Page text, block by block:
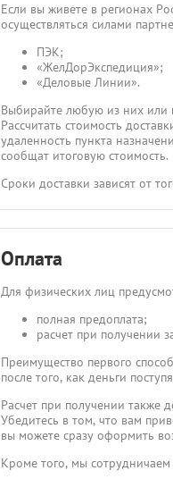
Если вы живете в регионах
осуществляться силами
ПЭК;
«ЖелДорЭкспедиция»;
«Деловые Линии».
Выбирайте любую из них или
Рассчитать стоимость
удаленность пункта
сообщат итоговую стоимость.
Сроки доставки зависят от
Оплата
Для физических лиц
полная предоплата;
расчет при получении
Преимущество первого
после того, как деньги
Расчет при получении также
Убедитесь в том, что вам
вы можете сразу оформить
Кроме того, мы